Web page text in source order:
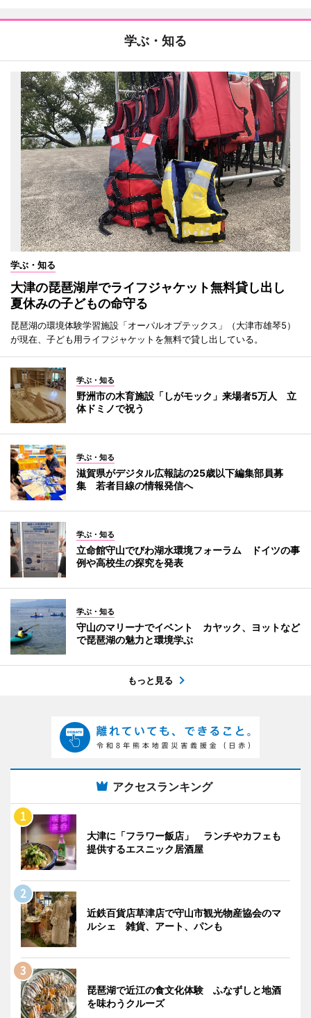
学ぶ・知る
学ぶ・知る
大津の琵琶湖岸でライフジャケット無料貸し出し
夏休みの子どもの命守る
琵琶湖の環境体験学習施設「オーパルオプテックス」（大津市雄琴5）
が現在、子ども用ライフジャケットを無料で貸し出している。
学ぶ・知る
野洲市の木育施設「しがモック」来場者5万人 立
体ドミノで祝う
学ぶ・知る
滋賀県がデジタル広報誌の25歳以下編集部員募
集 若者目線の情報発信へ
学ぶ・知る
立命館守山でびわ湖水環境フォーラム ドイツの事
例や高校生の探究を発表
学ぶ・知る
守山のマリーナでイベント カヤック、ヨットなど
で琵琶湖の魅力と環境学ぶ
もっと見る
アクセスランキング
大津に「フラワー飯店」 ランチやカフェも
提供するエスニック居酒屋
近鉄百貨店草津店で守山市観光物産協会のマ
ルシェ 雑貨、アート、パンも
琵琶湖で近江の食文化体験 ふなずしと地酒
を味わうクルーズ